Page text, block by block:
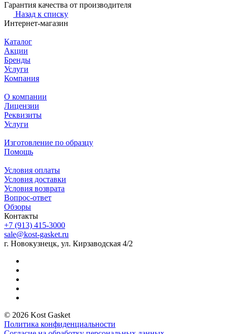
Гарантия качества от производителя
Назад к списку
Интернет-магазин
Каталог
Акции
Бренды
Услуги
Компания
О компании
Лицензии
Реквизиты
Услуги
Изготовление по образцу
Помощь
Условия оплаты
Условия доставки
Условия возврата
Вопрос-ответ
Обзоры
Контакты
+7 (913) 415-3000
sale@kost-gasket.ru
г. Новокузнецк, ул. Кирзаводская 4/2
© 2026 Kost Gasket
Политика конфиденциальности